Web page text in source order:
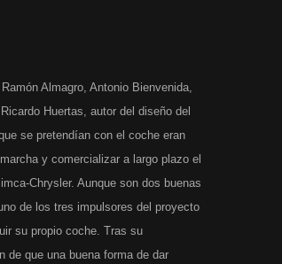
Almagro, Antonio Bienvenida,
Huertas, autor del diseño del
se pretendían con el coche eran
y comercializar a largo plazo el
Chrysler. Aunque son dos buenas
de los tres impulsores del proyecto
su propio coche. Tras su
de que una buena forma de dar